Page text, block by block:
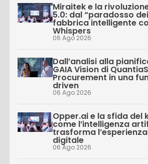
Miraitek e la
5.0: dal “paradosso
fabbrica intelligente
Whispers
06 Ago 2026
Dall’analisi alla
GAIA Vision di
Procurement in una
driven
06 Ago 2026
Opper.ai e la sfida del
come l’intelligenza
trasforma
digitale
06 Ago 2026